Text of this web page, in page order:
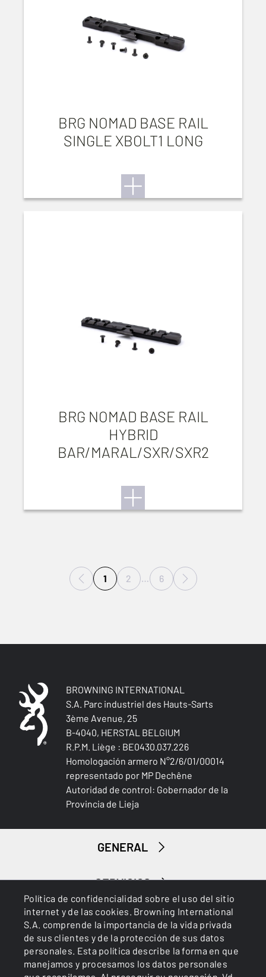
Política de confidencialidad sobre el uso del sitio
internet y de las cookies. Browning International
S.A. comprende la importancia de la vida privada
de sus clientes y de la protección de sus datos
personales. Esta política describe la forma en que
manejamos y procesamos los datos personales
BRG NOMAD BASE RAIL
SINGLE XBOLT1 LONG
BRG NOMAD BASE RAIL
HYBRID
BAR/MARAL/SXR/SXR2
1 2 … 6
BROWNING INTERNATIONAL
S.A. Parc industriel des Hauts-Sarts
3ème Avenue, 25
B-4040, HERSTAL BELGIUM
R.P.M. Liège : BE0430.037.226
Homologación armero N°2/6/01/00014
representado por MP Dechêne
Autoridad de control: Gobernador de la
Provincia de Lieja
GENERAL
SERVICIOS